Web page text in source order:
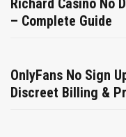
Richard Casino No
– Complete Guide
OnlyFans No Sign
Discreet Billing &